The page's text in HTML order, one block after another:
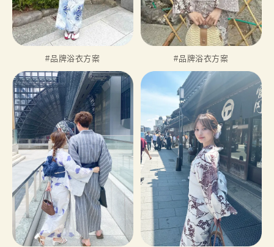
#品牌浴衣方案 #品牌浴衣方案